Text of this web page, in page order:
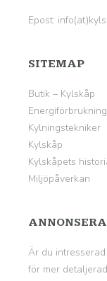
Epost:
SITEMAP
Butik – Kylskåp
Kylningstekniker
Kylskåp
Kylskåpets
Miljöpåverkan
Är du
för mer